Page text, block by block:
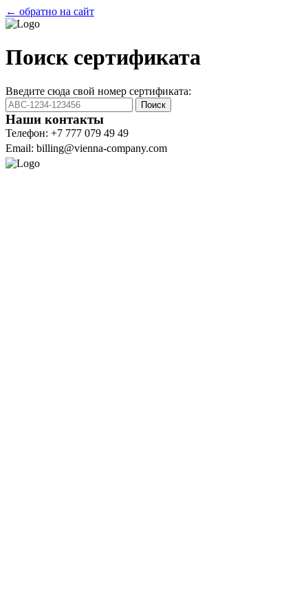
← обратно на сайт
Поиск сертификата
Введите сюда свой номер сертификата:
Поиск
Наши контакты
Телефон: +7 777 079 49 49
Email: billing@vienna-company.com